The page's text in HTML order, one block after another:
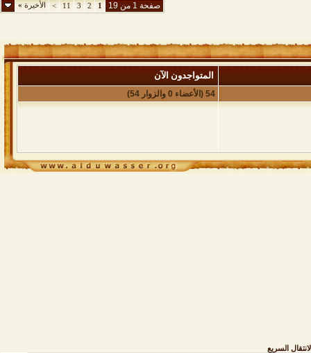
صفحة 1 من 19 1
2
3
11
> الأخيرة»
المتواجدون الآن
54 (الأعضاء 0 والزوار 54)
السريع